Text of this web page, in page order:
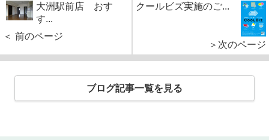
大洲駅前店 おす
す...
＜ 前のページ
クールビズ実施のご...
＞次のページ
ブログ記事一覧を見る